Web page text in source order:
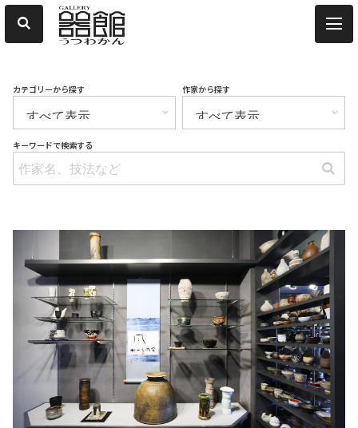
カテゴリーから探す 作家から探す
キーワードで検索する